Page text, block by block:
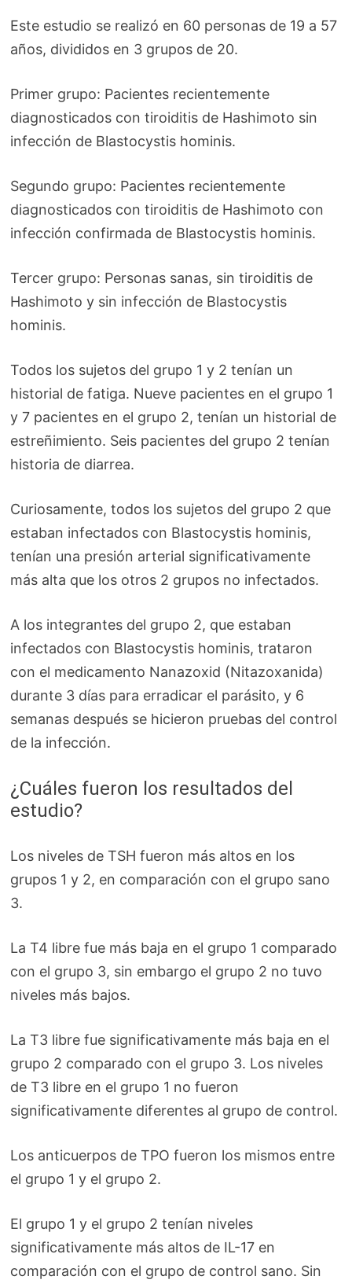
Este estudio se realizó en 60 personas de 19 a 57
años, divididos en 3 grupos de 20.
Primer grupo: Pacientes recientemente
diagnosticados con tiroiditis de Hashimoto sin
infección de Blastocystis hominis.
Segundo grupo: Pacientes recientemente
diagnosticados con tiroiditis de Hashimoto con
infección confirmada de Blastocystis hominis.
Tercer grupo: Personas sanas, sin tiroiditis de
Hashimoto y sin infección de Blastocystis
hominis.
Todos los sujetos del grupo 1 y 2 tenían un
historial de fatiga. Nueve pacientes en el grupo 1
y 7 pacientes en el grupo 2, tenían un historial de
estreñimiento. Seis pacientes del grupo 2 tenían
historia de diarrea.
Curiosamente, todos los sujetos del grupo 2 que
estaban infectados con Blastocystis hominis,
tenían una presión arterial significativamente
más alta que los otros 2 grupos no infectados.
A los integrantes del grupo 2, que estaban
infectados con Blastocystis hominis, trataron
con el medicamento Nanazoxid (Nitazoxanida)
durante 3 días para erradicar el parásito, y 6
semanas después se hicieron pruebas del control
de la infección.
¿Cuáles fueron los resultados del
estudio?
Los niveles de TSH fueron más altos en los
grupos 1 y 2, en comparación con el grupo sano
3.
La T4 libre fue más baja en el grupo 1 comparado
con el grupo 3, sin embargo el grupo 2 no tuvo
niveles más bajos.
La T3 libre fue significativamente más baja en el
grupo 2 comparado con el grupo 3. Los niveles
de T3 libre en el grupo 1 no fueron
significativamente diferentes al grupo de control.
Los anticuerpos de TPO fueron los mismos entre
el grupo 1 y el grupo 2.
El grupo 1 y el grupo 2 tenían niveles
significativamente más altos de IL-17 en
comparación con el grupo de control sano. Sin